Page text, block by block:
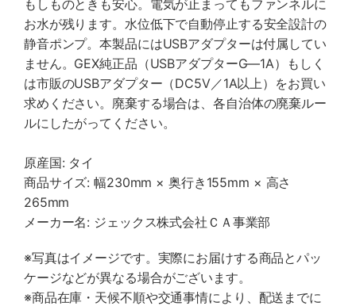
もしものときも安心。電気が止まってもファンネルに
お水が残ります。水位低下で自動停止する安全設計の
静音ポンプ。本製品にはUSBアダプターは付属してい
ません。GEX純正品（USBアダプターG―1A）もしく
は市販のUSBアダプター（DC5V／1A以上）をお買い
求めください。廃棄する場合は、各自治体の廃棄ルー
ルにしたがってください。
原産国: タイ
商品サイズ: 幅230mm × 奥行き155mm × 高さ
265mm
メーカー名: ジェックス株式会社ＣＡ事業部
※写真はイメージです。実際にお届けする商品とパッ
ケージなどが異なる場合がございます。
※商品在庫・天候不順や交通事情により、配送までに